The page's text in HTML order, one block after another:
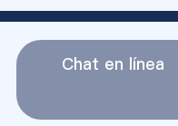
Chat en línea